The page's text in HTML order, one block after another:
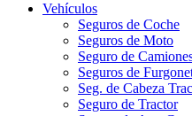
Vehículos
Seguros de Coche
Seguros de Moto
Seguro de
Seguros de
Seg. de Cabeza
Seguro de Tractor